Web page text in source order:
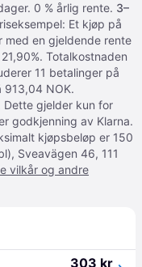
0 % årlig rente. 3–
Et kjøp på
med en gjeldende rente
Totalkostnaden
11 betalinger på
913,04 NOK.
gjelder kun for
godkjenning av Klarna.
kjøpsbeløp er 150
Sveavägen 46, 111
vilkår og andre
303 kr